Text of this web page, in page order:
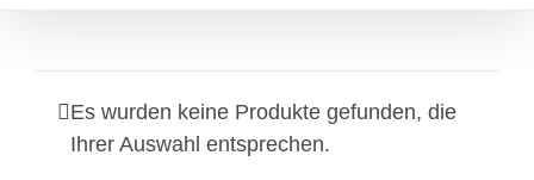
Es wurden keine Produkte gefunden, die
Ihrer Auswahl entsprechen.